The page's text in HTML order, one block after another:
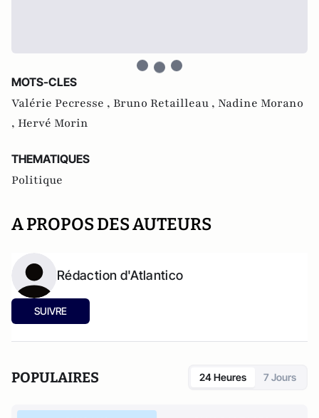
MOTS-CLES
Valérie Pecresse , Bruno Retailleau , Nadine Morano
, Hervé Morin
THEMATIQUES
Politique
A PROPOS DES AUTEURS
Rédaction d'Atlantico
SUIVRE
POPULAIRES 24 Heures 7 Jours